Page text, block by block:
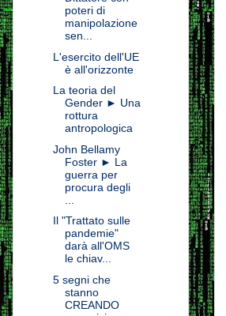
poteri di
manipolazione
sen...
L'esercito dell'UE
è all'orizzonte
La teoria del
Gender ► Una
rottura
antropologica
John Bellamy
Foster ► La
guerra per
procura degli
Il "Trattato sulle
pandemie"
darà all'OMS
le chiav...
5 segni che
stanno
CREANDO